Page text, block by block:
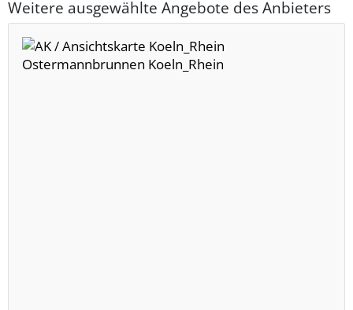
Weitere ausgewählte Angebote des Anbieters